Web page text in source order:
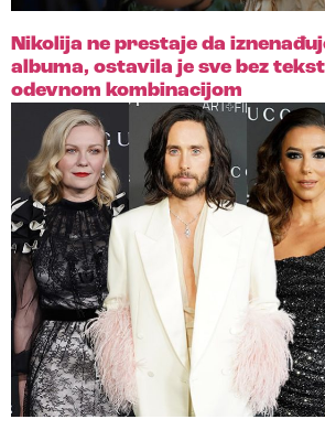
Nikolija ne prestaje da
albuma, ostavila je sve bez
odevnom kombinacijom